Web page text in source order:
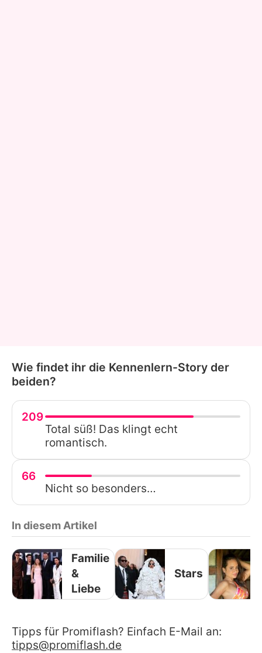
Wie findet ihr die Kennenlern-Story der
beiden?
209
Total süß! Das klingt echt
romantisch.
66
Nicht so besonders…
In diesem Artikel
Familie
&
Liebe
Stars
Tipps für Promiflash? Einfach E-Mail an:
tipps@promiflash.de